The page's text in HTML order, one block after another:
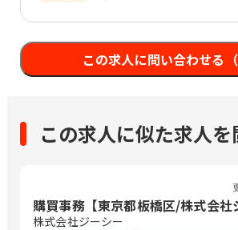
この求人に問い合わせる（
この求人に似た求人を
購買事務【東京都板橋区/株式会社
株式会社ジーシー